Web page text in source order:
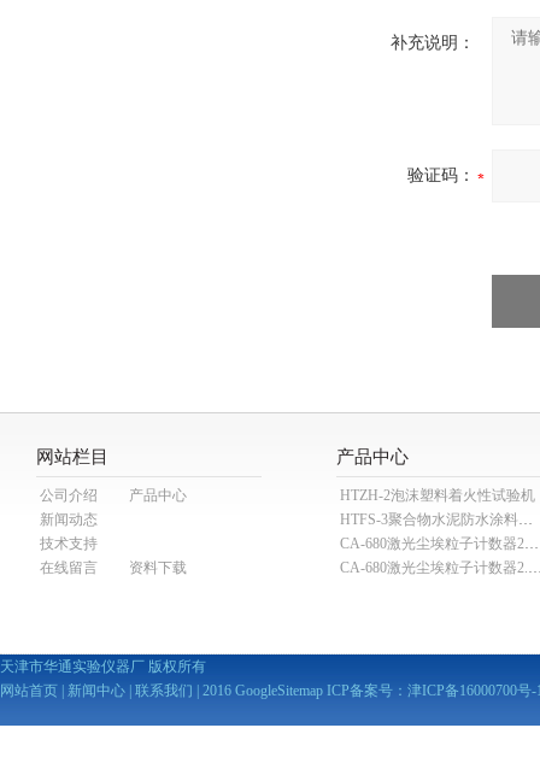
补充说明：
验证码：
网站栏目
公司介绍
产品中心
新闻动态
技术支持
在线留言
资料下载
产品中心
HTZH-2泡沫塑料着火性试验机
HTFS-3聚合物水泥防水涂料分散机
CA-680激光尘埃粒子计数器28.3L
CA-680激光尘埃粒子
天津市华通实验仪器厂 版权所有
网站首页
新闻中心 联系我们 | 2016 GoogleSitemap ICP备案号： 津ICP备16000700号-